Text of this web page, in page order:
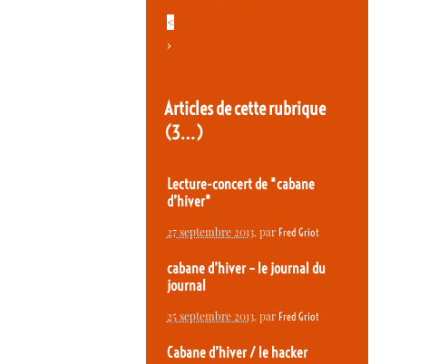
<
>
Articles de cette rubrique
(3…)
Lecture-concert de "cabane
d’hiver"
27 septembre 2013, par Fred Griot
cabane d’hiver – le journal du
journal
25 septembre 2013, par Fred Griot
Cabane d’hiver / le hacker